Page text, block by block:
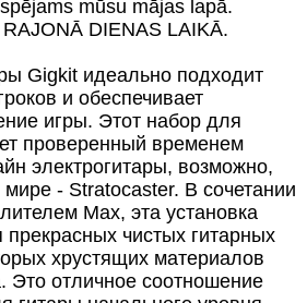
mūsu mājas lapā.
DIENAS LAIKĀ.
Gigkit идеально подходит
и обеспечивает
игры. Этот набор для
проверенный временем
электрогитары, возможно,
- Stratocaster. В сочетании
Max, эта установка
чистых гитарных
хрустящих материалов
Это отличное соотношение